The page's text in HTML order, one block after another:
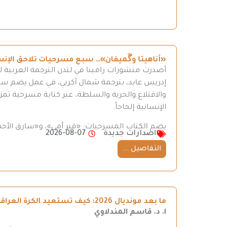
«أناهيتا وگَميفان»… سبع مسرحيات تلاحق
أصدرت منشورات رامينا في لندن الترجمة
إدريس عابد، بترجمة شمال آكريي، في عمل يضم
والاقتلاع والحرية والسلطة، عبر كتابة مسرحية
الإنسانية إلحاحاً.
يضم الكتاب المسرحيات: «قبر أمي»، و«سارق
اصدارات جديدة
2026-08-07
التفاصيل ...
ما بعد مونديال 2026: كيف تستعيد الكرة العراقية طريقها إلى المنافسة
ا. د. قاسم المندلاوي